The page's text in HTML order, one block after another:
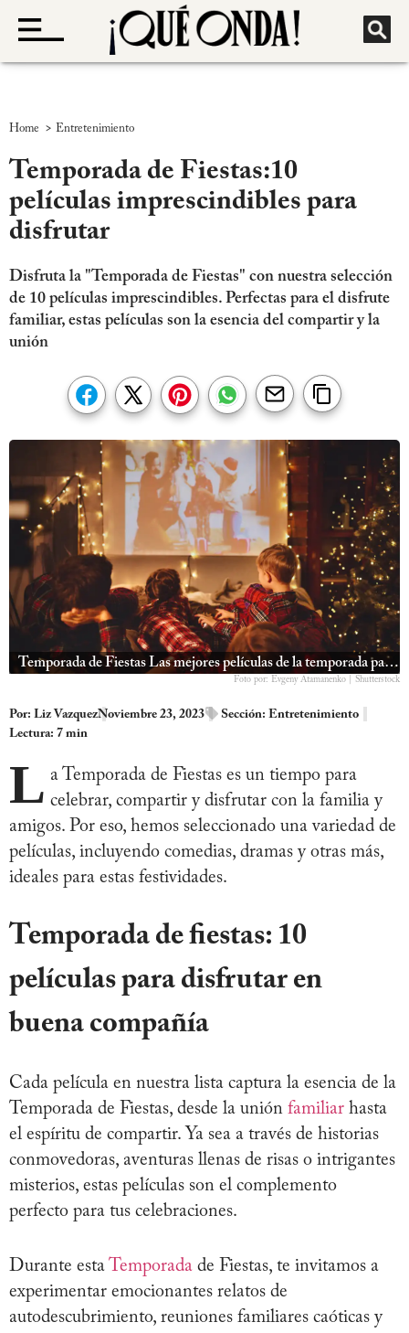
Home > Entretenimiento
Temporada de Fiestas:10
películas imprescindibles para
disfrutar
Disfruta la "Temporada de Fiestas" con nuestra selección
de 10 películas imprescindibles. Perfectas para el disfrute
familiar, estas películas son la esencia del compartir y la
unión
Temporada de Fiestas Las mejores películas de la temporada para disfrutar con la familia
Foto por: Evgeny Atamanenko | Shutterstock
Por: Liz VazquezNoviembre 23, 2023 Sección: Entretenimiento
Lectura: 7 min
L a Temporada de Fiestas es un tiempo para
celebrar, compartir y disfrutar con la familia y
amigos. Por eso, hemos seleccionado una variedad de
películas, incluyendo comedias, dramas y otras más,
ideales para estas festividades.
Temporada de fiestas: 10
películas para disfrutar en
buena compañía
Cada película en nuestra lista captura la esencia de la
Temporada de Fiestas, desde la unión familiar hasta
el espíritu de compartir. Ya sea a través de historias
conmovedoras, aventuras llenas de risas o intrigantes
misterios, estas películas son el complemento
perfecto para tus celebraciones.
Durante esta Temporada de Fiestas, te invitamos a
experimentar emocionantes relatos de
autodescubrimiento, reuniones familiares caóticas y